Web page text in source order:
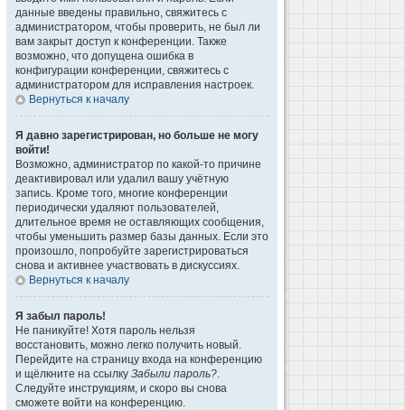
данные введены правильно, свяжитесь с
администратором, чтобы проверить, не был ли
вам закрыт доступ к конференции. Также
возможно, что допущена ошибка в
конфигурации конференции, свяжитесь с
администратором для исправления настроек.
Вернуться к началу
Я давно зарегистрирован, но больше не могу
войти!
Возможно, администратор по какой-то причине
деактивировал или удалил вашу учётную
запись. Кроме того, многие конференции
периодически удаляют пользователей,
длительное время не оставляющих сообщения,
чтобы уменьшить размер базы данных. Если это
произошло, попробуйте зарегистрироваться
снова и активнее участвовать в дискуссиях.
Вернуться к началу
Я забыл пароль!
Не паникуйте! Хотя пароль нельзя
восстановить, можно легко получить новый.
Перейдите на страницу входа на конференцию
и щёлкните на ссылку Забыли пароль?.
Следуйте инструкциям, и скоро вы снова
сможете войти на конференцию.